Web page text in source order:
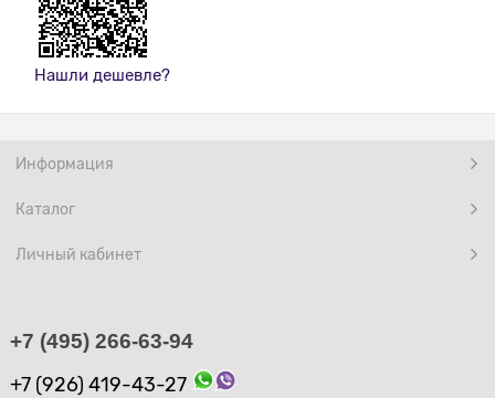
Нашли дешевле?
Информация
Каталог
Личный кабинет
+7 (495) 266-63-94
+7 (926) 419-43-27